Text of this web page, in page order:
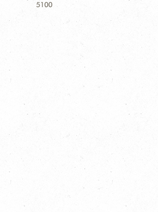
5100